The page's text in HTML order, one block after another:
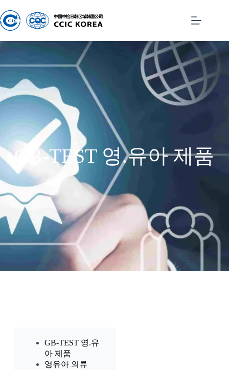
GB-TEST 영.유아 제품
GB-TEST 영.유
아 제품
영유아 의류